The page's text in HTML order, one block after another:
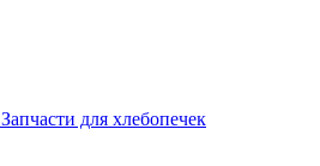
Запчасти для хлебопечек